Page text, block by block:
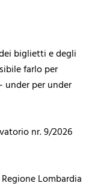
biglietti e degli
farlo per
under per under
nr. 9/2026
Lombardia